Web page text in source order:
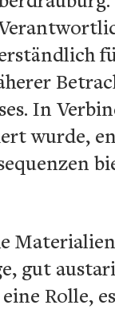
In
wurde,
gut
Rolle,